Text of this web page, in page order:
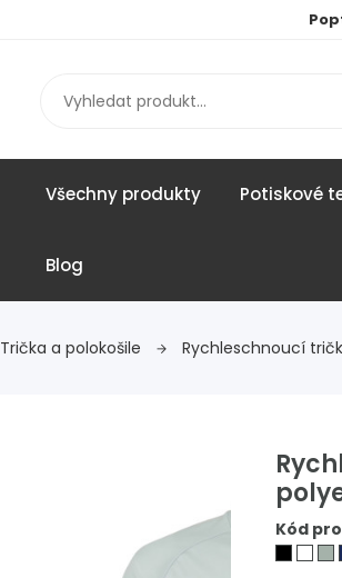
Všechny produkty Potiskové
Blog
Trička a polokošile Rychleschnoucí
Kód